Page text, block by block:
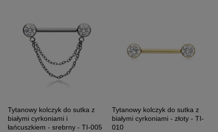
Tytanowy kolczyk do sutka z
białymi cyrkoniami i
łańcuszkiem - srebrny - TI-005
Tytanowy kolczyk do sutka z
białymi cyrkoniami - złoty - TI-
010